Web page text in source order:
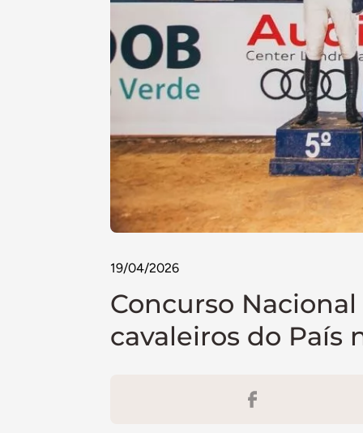
19/04/2026
Concurso
cavaleiros do País